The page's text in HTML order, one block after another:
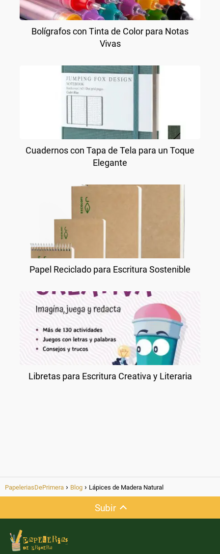
Bolígrafos con Tinta de Color para Notas
Vivas
Cuadernos con Tapa de Tela para un Toque
Elegante
Papel Reciclado para Escritura Sostenible
Libretas para Escritura Creativa y Literaria
PapeleriasDePrimera Blog Lápices de Madera Natural
Subir